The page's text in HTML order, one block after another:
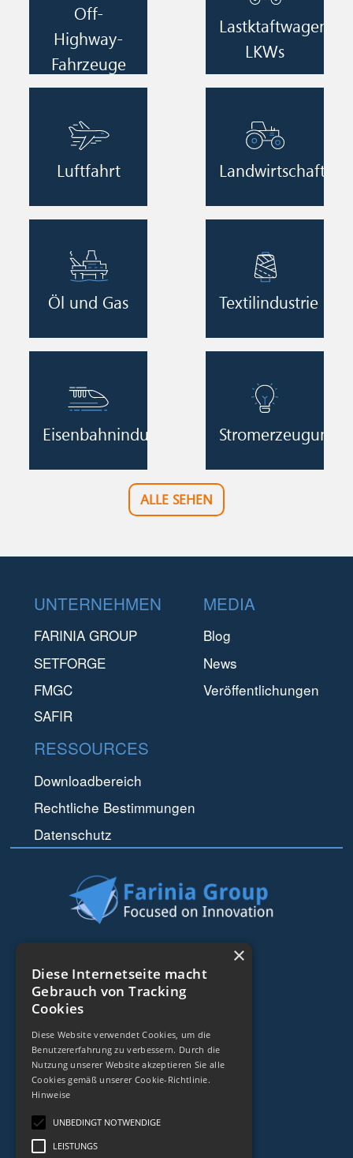
Off-
Highway-
Fahrzeuge
Lastktaftwagen
LKWs
Image
Luftfahrt
Image
Landwirtschaft
Image
Öl und Gas Textilindustrie
Image
Eisenbahnindustrie Stromerzeugung
ALLE SEHEN
Footer
UNTERNEHMEN
FARINIA GROUP
SETFORGE
FMGC
SAFIR
MEDIA
Blog
News
Veröffentlichungen
RESSOURCES
Downloadbereich
Rechtliche Bestimmungen
Datenschutz
75008 Paris
Frankreich
KONTAKT
Diese Internetseite macht
Gebrauch von Tracking
Cookies
Diese Website verwendet Cookies, um die
Benutzererfahrung zu verbessern. Durch die
Nutzung unserer Website akzeptieren Sie alle
Cookies gemäß unserer Cookie-Richtlinie.
Hinweise
UNBEDINGT NOTWENDIGE
LEISTUNGS
×